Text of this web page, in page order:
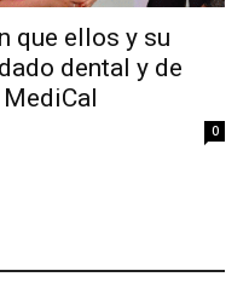
que ellos y su
dental y de
0